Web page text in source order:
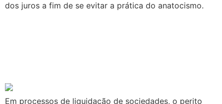
dos juros a fim de se evitar a prática do anatocismo.
Em processos de liquidação de sociedades, o perito